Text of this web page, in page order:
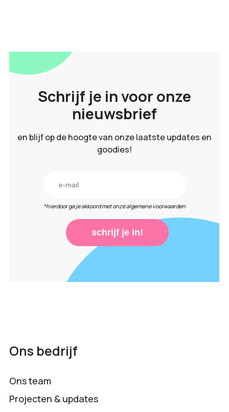
Schrijf je in voor onze
nieuwsbrief
en blijf op de hoogte van onze laatste updates en
goodies!
*hierdoor ga je akkoord met onze algemene voorwaarden
schrijf je in!
Ons bedrijf
Ons team
Projecten & updates